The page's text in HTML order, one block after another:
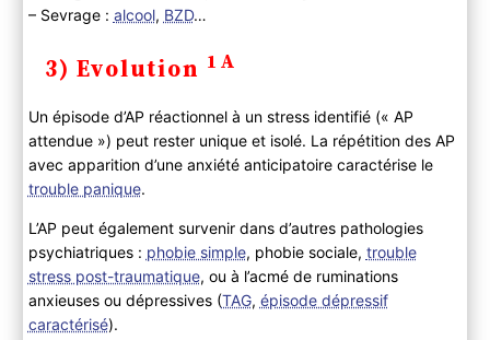
– Sevrage : alcool, BZD…
3) Evolution 1A
Un épisode d’AP réactionnel à un stress identifié (« AP
attendue ») peut rester unique et isolé. La répétition des AP
avec apparition d’une anxiété anticipatoire caractérise le
trouble panique.
L’AP peut également survenir dans d’autres pathologies
psychiatriques : phobie simple, phobie sociale, trouble
stress post-traumatique, ou à l’acmé de ruminations
anxieuses ou dépressives (TAG, épisode dépressif
caractérisé).